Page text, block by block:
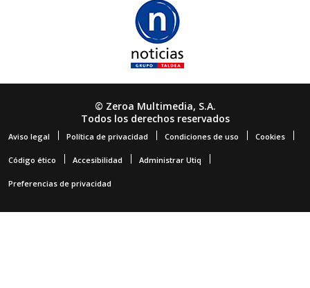
© Zeroa Multimedia, S.A.
Todos los derechos reservados
Aviso legal Política de privacidad Condiciones de uso Cookies
Código ético Accesibilidad Administrar Utiq
Preferencias de privacidad